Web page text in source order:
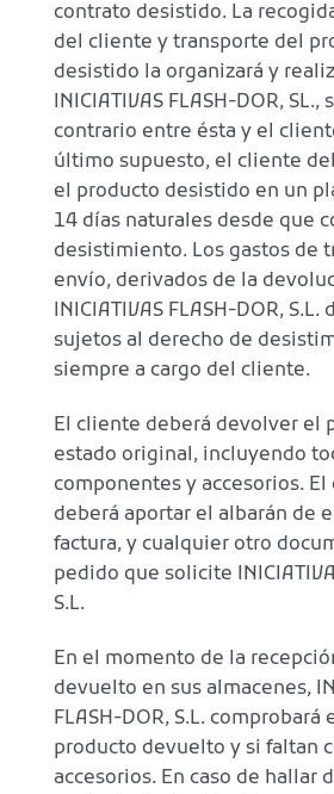
contrato desistido. La
del cliente y transporte del
desistido la organizará y
INICIATIVAS FLASH-DOR,
contrario entre ésta y el
último supuesto, el cliente
el producto desistido en un
14 días naturales desde que
desistimiento. Los gastos de
envío, derivados de la
INICIATIVAS FLASH-DOR,
sujetos al derecho de
siempre a cargo del cliente.
El cliente deberá devolver el
estado original, incluyendo
componentes y accesorios.
deberá aportar el albarán de
factura, y cualquier otro
pedido que solicite
S.L.
En el momento de la
devuelto en sus almacenes,
FLASH-DOR, S.L. comprobará
producto devuelto y si faltan
accesorios. En caso de hallar